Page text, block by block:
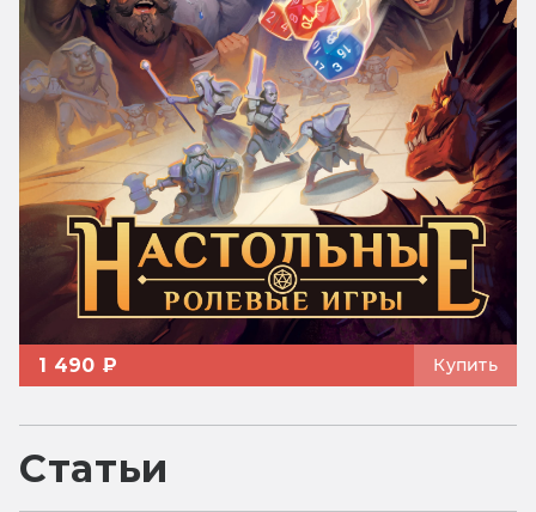
1 490 ₽ Купить
Статьи